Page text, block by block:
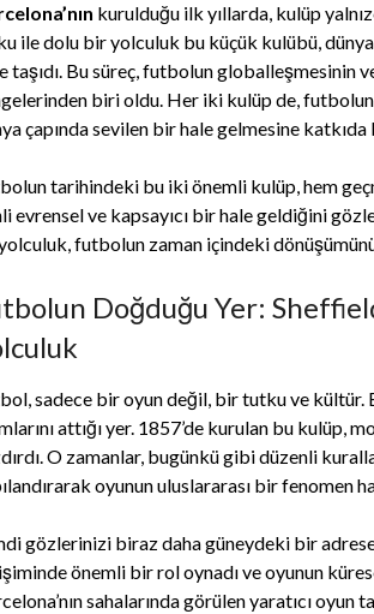
kurulduğu ilk yıllarda, kulüp
ile dolu bir yolculuk bu küçük kulübü,
taşıdı. Bu süreç, futbolun globalleşmesinin
biri oldu. Her iki kulüp de,
çapında sevilen bir hale gelmesine
tarihindeki bu iki önemli kulüp, hem
evrensel ve kapsayıcı bir hale geldiğini
futbolun zaman içindeki
Doğduğu Yer:
sadece bir oyun değil, bir tutku ve kültür.
attığı yer. 1857’de kurulan bu
O zamanlar, bugünkü gibi düzenli
oyunun uluslararası bir fenomen
gözlerinizi biraz daha güneydeki bir
önemli bir rol oynadı ve oyunun
sahalarında görülen yaratıcı